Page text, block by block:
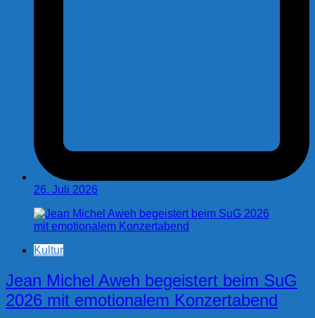
26. Juli 2026
Kultur
Jean Michel Aweh begeistert beim SuG
2026 mit emotionalem Konzertabend